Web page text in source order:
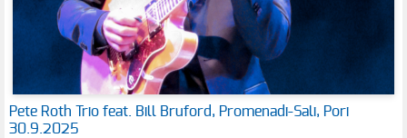
Pete Roth Trio feat. Bill Bruford, Promenadi-Sali, Pori
30.9.2025